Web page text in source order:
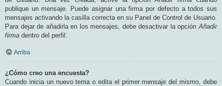
publique un mensaje. Puede asignar una firma por defecto a todos sus
mensajes activando la casilla correcta en su Panel de Control de Usuario.
Para dejar de añadirla en los mensajes, debe desactivar la opciónAñadir
firma dentro del perfil.
Arriba
¿Cómo creo una encuesta?
Cuando inicia un nuevo tema o edita el primer mensaje del mismo, debe